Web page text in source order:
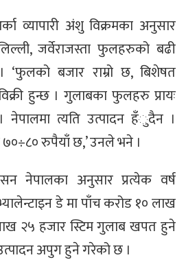
व्यापारी अंशु विक्रमका अनुसार
जर्वेराजस्ता फुलहरुको बढी
बजार राम्रो छ, बिशेषत
हुन्छ । गुलाबका फुलहरु प्रायः
नेपालमा त्यति उत्पादन हँुदैन ।
रुपैयाँ छ,’ उनले भने ।
नेपालका अनुसार प्रत्येक वर्ष
डे मा पाँच करोड १० लाख
२५ हजार स्टिम गुलाब खपत हुने
अपुग हुने गरेको छ ।